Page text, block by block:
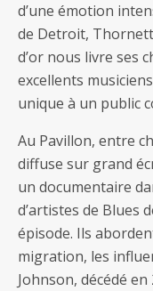
d’une émotion
de Detroit,
d’or nous livre ses
excellents
unique à un public
Au Pavillon, entre
diffuse sur grand
un documentaire
d’artistes de Blues
épisode. Ils
migration, les
Johnson, décédé